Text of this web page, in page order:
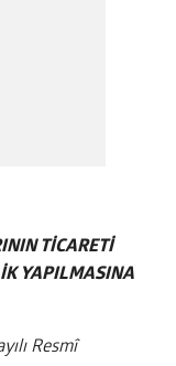
TİCARETİ
YAPILMASINA
Resmî